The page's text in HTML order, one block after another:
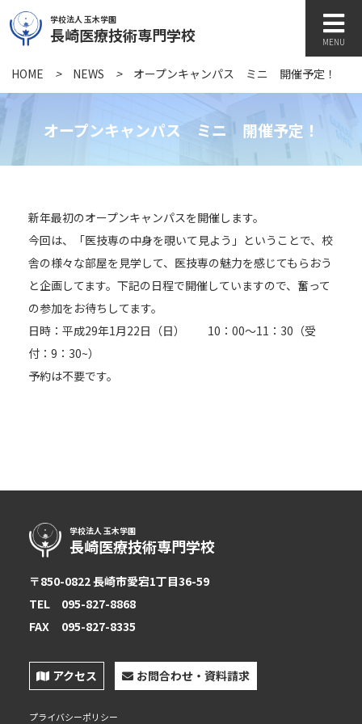
学校法人 玉木学園
長崎医療技術専門学校 MENU
オープンキャンパス ミニ 開催予定！
HOME > NEWS > オープンキャンパス ミニ 開催予定！
新年最初のオープンキャンパスを開催します。
今回は、「医技専の中身を覗いて見よう」ということで、校
舎の様々な部屋を見学して、医技専の魅力を感じてもらおう
と企画してます。下記の日程で開催していますので、奮って
の参加をお待ちしてます。
日時：平成29年1月22日（日） 10：00～11：30（受
付：9：30~）
予約は不要です。
学校法人 玉木学園
長崎医療技術専門学校
〒850-0822 長崎市愛宕1丁目36-59
TEL
095-827-8868
FAX
095-827-8335
アクセス お問合わせ・資料請求
プライバシーポリシー
学校紹介
キャンパスライフ
訪問者別
各種書類
【お電話でお問合わせ】
受付時間：午前9時〜午後5時